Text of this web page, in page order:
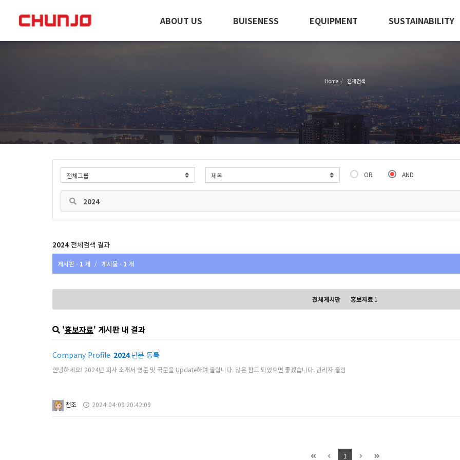
ABOUT US BUISENESS EQUIPMENT SUSTAINABILITY
Home 전체검색
OR AND
2024전체검색 결과
게시판 - 1 개 / 게시물 - 1 개
전체게시판 홍보자료1
'홍보자료' 게시판 내 결과
Company Profile 2024년분 등록
안녕하세요! 2024년 회사 소개서 영문 및 국문을 Update하여 올립니다. 많은 참고 되었으면 좋겠습니다. 관리자 올림
천조 2024-04-09 20:42:09
1